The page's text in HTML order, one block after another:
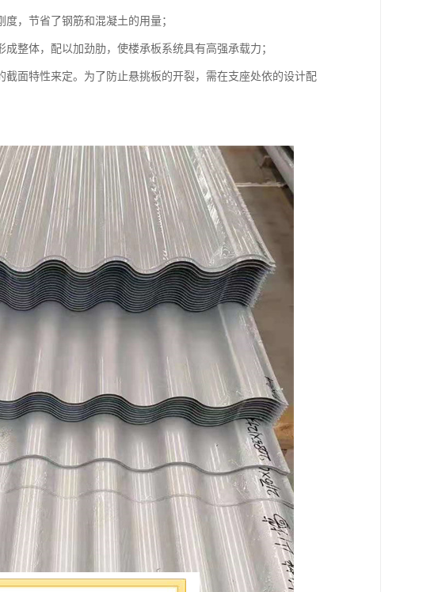
，节省了钢筋和混凝土的用量；
整体，配以加劲肋，使楼承板系统具有高强承载力；
面特性来定。为了防止悬挑板的开裂，需在支座处依的设计配